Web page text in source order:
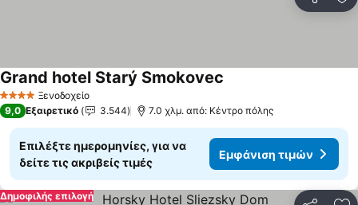
4 ΑστέριαΞενοδοχείο
Grand hotel Starý Smokovec
9,0 Εξαιρετικό 3.544 7.0 χλμ. από: Κέντρο πόλης
Επιλέξτε ημερομηνίες, για να
δείτε τις ακριβείς τιμές
Εμφάνιση τιμών
Δημοφιλής επιλογή